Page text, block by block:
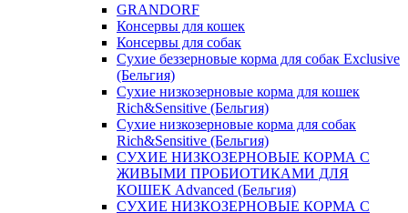
GRANDORF
Консервы для кошек
Консервы для собак
Сухие беззерновые корма для собак Exclusive
(Бельгия)
Сухие низкозерновые корма для кошек
Rich&Sensitive (Бельгия)
Сухие низкозерновые корма для собак
Rich&Sensitive (Бельгия)
СУХИЕ НИЗКОЗЕРНОВЫЕ КОРМА С
ЖИВЫМИ ПРОБИОТИКАМИ ДЛЯ
КОШЕК Advanced (Бельгия)
СУХИЕ НИЗКОЗЕРНОВЫЕ КОРМА С